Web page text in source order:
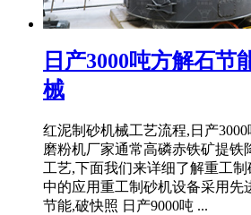
日产3000吨方解石节
械
红泥制砂机械工艺流程,日产
磨粉机厂家通常高磷赤铁矿提铁
工艺,下面我们来详细了解重工
中的应用重工制砂机设备采用先
节能,破快照 日产9000吨 ...